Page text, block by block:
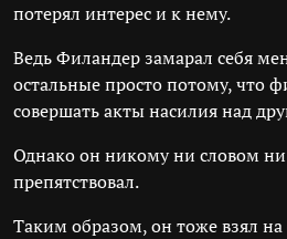
потерял интерес и к нему.
Ведь Филандер замарал себя
остальные просто потому, что
совершать акты насилия над
Однако он никому ни словом
препятствовал.
Таким образом, он тоже взял на